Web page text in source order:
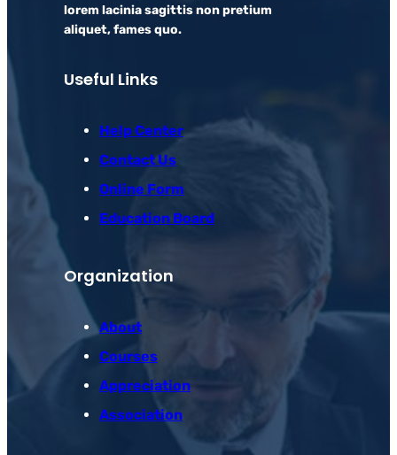
lorem lacinia sagittis non pretium
aliquet, fames quo.
Useful Links
Help Center
Contact Us
Online Form
Education Board
Organization
About
Courses
Appreciation
Association